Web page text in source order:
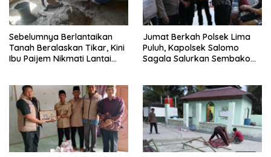
Sebelumnya Berlantaikan
Tanah Beralaskan Tikar, Kini
Ibu Paijem Nikmati Lantai
0208/Asahan
Jumat Berkah Polsek Lima
Puluh, Kapolsek Salomo
Sagala Salurkan Sembako